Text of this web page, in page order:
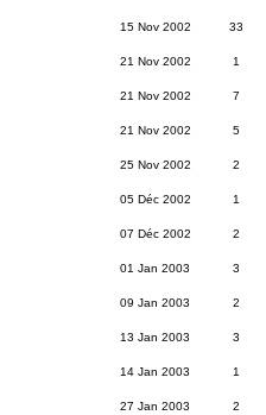
15 Nov 2002 33
21 Nov 2002 1
21 Nov 2002 7
21 Nov 2002 5
25 Nov 2002 2
05 Déc 2002 1
07 Déc 2002 2
01 Jan 2003 3
09 Jan 2003 2
13 Jan 2003 3
14 Jan 2003 1
27 Jan 2003 2